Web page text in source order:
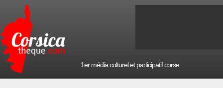
1er média culturel et participatif corse